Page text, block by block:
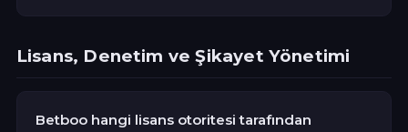
Lisans, Denetim ve Şikayet Yönetimi
Betboo hangi lisans otoritesi tarafından